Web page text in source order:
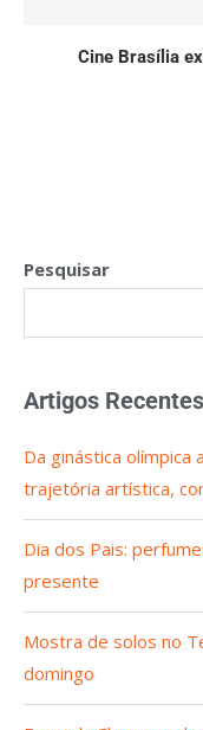
Cine Brasília
Pesquisar
Artigos Recentes
Da ginástica olímpica
trajetória artística,
Dia dos Pais:
presente
Mostra de solos no
domingo